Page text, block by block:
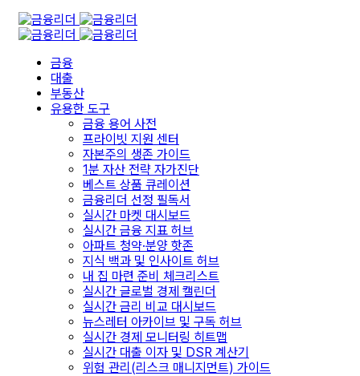
금융
대출
부동산
유용한 도구
금융 용어 사전
프라이빗 지원 센터
자본주의 생존 가이드
1분 자산 전략 자가진단
베스트 상품 큐레이션
금융리더 선정 필독서
실시간 마켓 대시보드
실시간 금융 지표 허브
아파트 청약·분양 핫존
지식 백과 및 인사이트 허브
내 집 마련 준비 체크리스트
실시간 글로벌 경제 캘린더
실시간 금리 비교 대시보드
뉴스레터 아카이브 및 구독 허브
실시간 경제 모니터링 히트맵
실시간 대출 이자 및 DSR 계산기
위험 관리(리스크 매니지먼트) 가이드